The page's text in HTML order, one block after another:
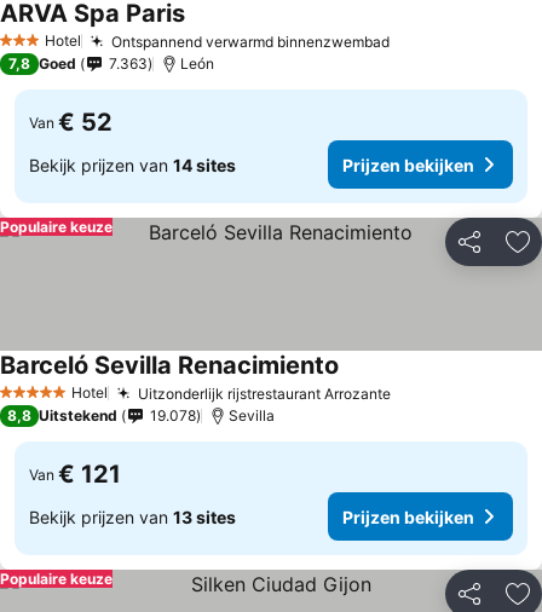
3 SterrenHotel Ontspannend verwarmd binnenzwembad
ARVA Spa Paris
7,8 Goed 7.363 León
Van € 52
Bekijk prijzen van 14 sites Prijzen bekijken
Delen
Populaire keuze
5 Sterren Hotel Uitzonderlijk rijstrestaurant Arrozante
Barceló Sevilla Renacimiento
8,8 Uitstekend 19.078 Sevilla
Van € 121
Bekijk prijzen van 13 sites Prijzen bekijken
Delen
Populaire keuze